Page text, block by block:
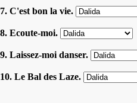
7. C'est bon la vie.
8. Ecoute-moi.
9. Laissez-moi danser.
10. Le Bal des Laze.